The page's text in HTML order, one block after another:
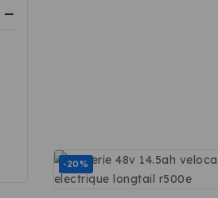
-20%